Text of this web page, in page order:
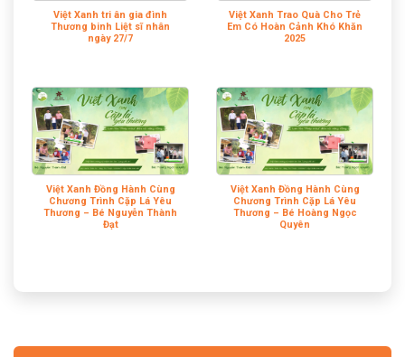
Việt Xanh tri ân gia đình
Thương binh Liệt sĩ nhân
ngày 27/7
Việt Xanh Trao Quà Cho Trẻ
Em Có Hoàn Cảnh Khó Khăn
2025
Việt Xanh Đồng Hành Cùng
Chương Trình Cặp Lá Yêu
Thương – Bé Nguyễn Thành
Đạt
Việt Xanh Đồng Hành Cùng
Chương Trình Cặp Lá Yêu
Thương – Bé Hoàng Ngọc
Quyên